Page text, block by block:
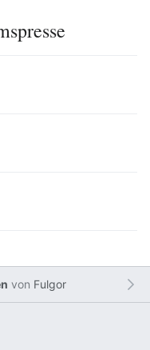
von Fulgor